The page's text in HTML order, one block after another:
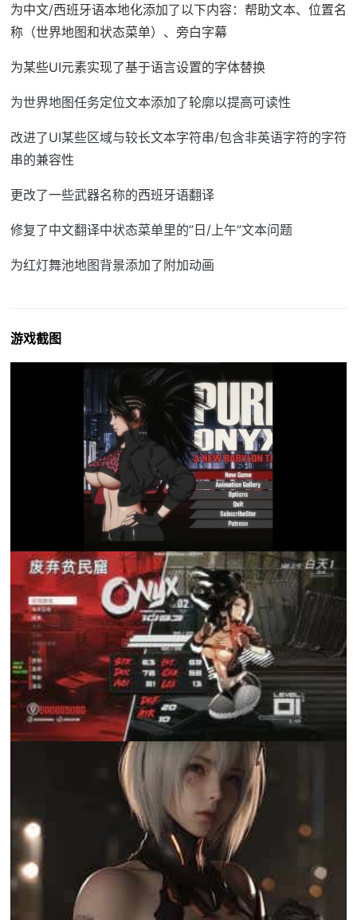
为中文/西班牙语本地化添加了以下内容：帮助文本、位置名
称（世界地图和状态菜单）、旁白字幕
为某些UI元素实现了基于语言设置的字体替换
为世界地图任务定位文本添加了轮廓以提高可读性
改进了UI某些区域与较长文本字符串/包含非英语字符的字符
串的兼容性
更改了一些武器名称的西班牙语翻译
修复了中文翻译中状态菜单里的”日/上午”文本问题
为红灯舞池地图背景添加了附加动画
游戏截图